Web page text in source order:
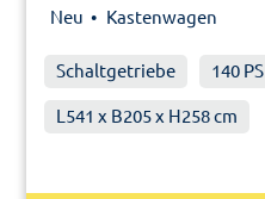
Neu • Kastenwagen
Schaltgetriebe 140 PS
L541 x B205 x H258 cm